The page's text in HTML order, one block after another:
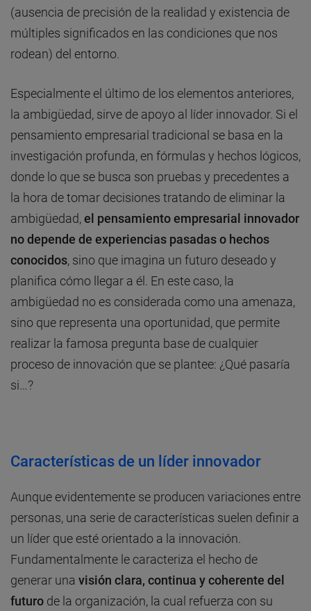
(ausencia de precisión de la realidad y existencia de
múltiples significados en las condiciones que nos
rodean) del entorno.
Especialmente el último de los elementos anteriores,
la ambigüedad, sirve de apoyo al líder innovador. Si el
pensamiento empresarial tradicional se basa en la
investigación profunda, en fórmulas y hechos lógicos,
donde lo que se busca son pruebas y precedentes a
la hora de tomar decisiones tratando de eliminar la
ambigüedad,el pensamiento empresarial innovador
no depende de experiencias pasadas o hechos
conocidos, sino que imagina un futuro deseado y
planifica cómo llegar a él. En este caso, la
ambigüedad no es considerada como una amenaza,
sino que representa una oportunidad, que permite
realizar la famosa pregunta base de cualquier
proceso de innovación que se plantee: ¿Qué pasaría
si…?
Características de un líder innovador
Aunque evidentemente se producen variaciones entre
personas, una serie de características suelen definir a
un líder que esté orientado a la innovación.
Fundamentalmente le caracteriza el hecho de
generar una visión clara, continua y coherente del
futuro de la organización, la cual refuerza con su